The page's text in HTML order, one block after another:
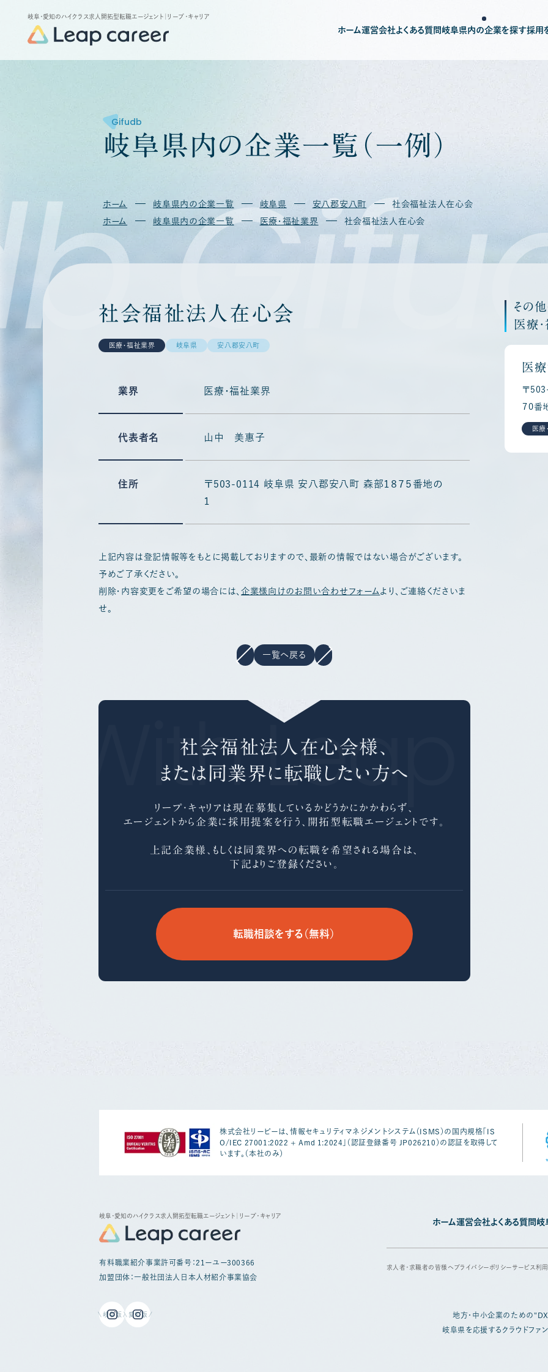
岐阜・愛知のハイクラス求人開拓型転職エージェント ｜リープ・キャリア
ホーム運営会社よくある質問 岐阜県内の企業を探す採用
Gifudb
岐阜 県内の企業一覧 （ 一例 ）
ホーム 岐阜県内の企業一覧 岐阜県 安八郡安八町
社会福祉法人在心会
ホーム
岐阜県内の企業一覧 医療・福祉業界 社会福祉法人在心会
社会福祉法人在心会
医療・福祉業界 岐阜県 安八郡安八町
業界 医療・福祉業界
代表者名 山中 美惠子
住所
〒503-0114 岐阜県 安八郡安八町 森部１８７５番地の
１
上記内容は登記情報等をもとに掲載しておりますので、最新の情報ではない場合がございます。
予めご了承ください。
削除・内容変更をご希望の場合には、企業様向けのお問い合わせフォーム より、ご連絡くださいま
せ。
一覧へ戻る
Leap
社会福祉法人在心会様、
または同業界に転職したい方へ
リープ・キャリアは現在募集しているかどうかにかかわらず、
エージェントから企業に採用提案を行う、
開拓型転職エージェントです。
上記企業様、もしくは同業界への 転職を希望される場合は、
下記よりご登録ください。
転職相談をする（無料）
その
医療
医
〒
７０番
医療
株式会社リーピーは、情報セキュリティマネジメントシステム（ISMS）の国内規格「IS
O/IEC 27001:2022 + Amd 1:2024」（認証登録番号 JP026210）の認証を取得して
います。（本社のみ）
岐阜・愛知のハイクラス求人開拓型転職エージェント ｜リープ・キャリア
有料職業紹介事業許可番号：21ーユー300366
加盟団体：一般社団法人日本人材紹介事業協会
岐阜版 愛知版
ホーム運営会社 よくある質問 岐
求人者・求職者の皆様へ プライバシーポリシー サービス利
地方・中小企業のための"DX
岐阜県を応援するクラウドファン